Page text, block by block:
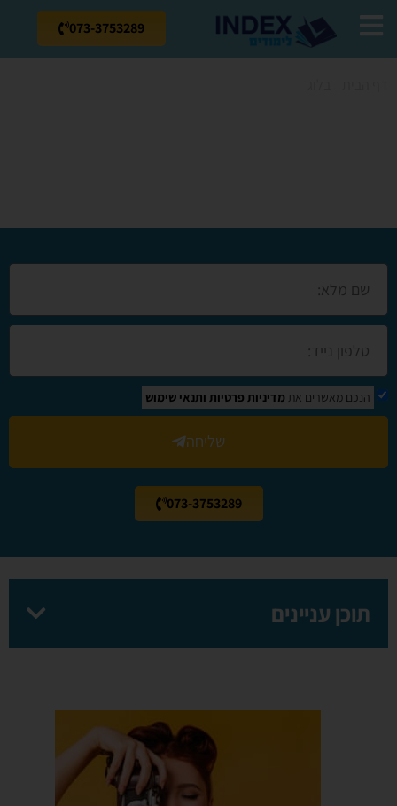
073-3753289
הנכם מאשרים את מדיניות פרטיות ותנאי שימוש
שליחה
073-3753289
תוכן עניינים